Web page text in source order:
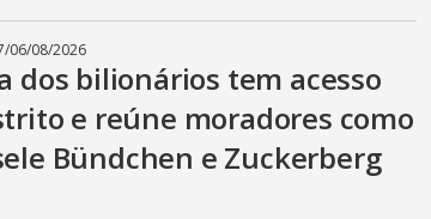
/06/08/2026
dos bilionários tem acesso
e reúne moradores como
Bündchen e Zuckerberg